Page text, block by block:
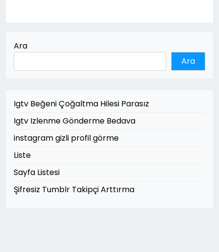
Ara
Ara
Igtv Beğeni Çoğaltma Hilesi Parasız
Igtv Izlenme Gönderme Bedava
instagram gizli profil görme
Liste
Sayfa Listesi
Şifresiz Tumblr Takipçi Arttırma